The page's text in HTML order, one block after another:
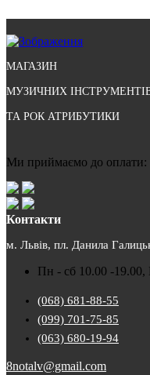
МАГАЗИН
МУЗИЧНИХ
ТА РОК АТРИБУТИКИ
Ми приймаємо до оплати:
Контакти
м. Львів, пл. Данила
Пн - сб 10.00 -19.00,
(068) 681-88-55
(099) 701-75-85
(063) 680-19-94
8notalv@gmail.com